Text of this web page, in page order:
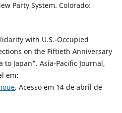
Party System. Colorado:
with U.S.-Occupied
on the Fiftieth Anniversary
Japan”. Asia-Pacific Journal,
em:
. Acesso em 14 de abril de